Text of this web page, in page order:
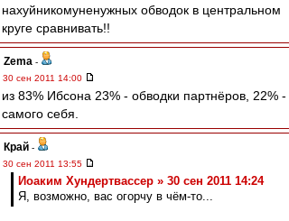
нахуйникомуненужных обводок в центральном
круге сравнивать!!
Zema -
30 сен 2011 14:00
из 83% Ибсона 23% - обводки партнёров, 22% -
самого себя.
Край -
30 сен 2011 13:55
Иоаким Хундертвассер » 30 сен 2011 14:24
Я, возможно, вас огорчу в чём-то...